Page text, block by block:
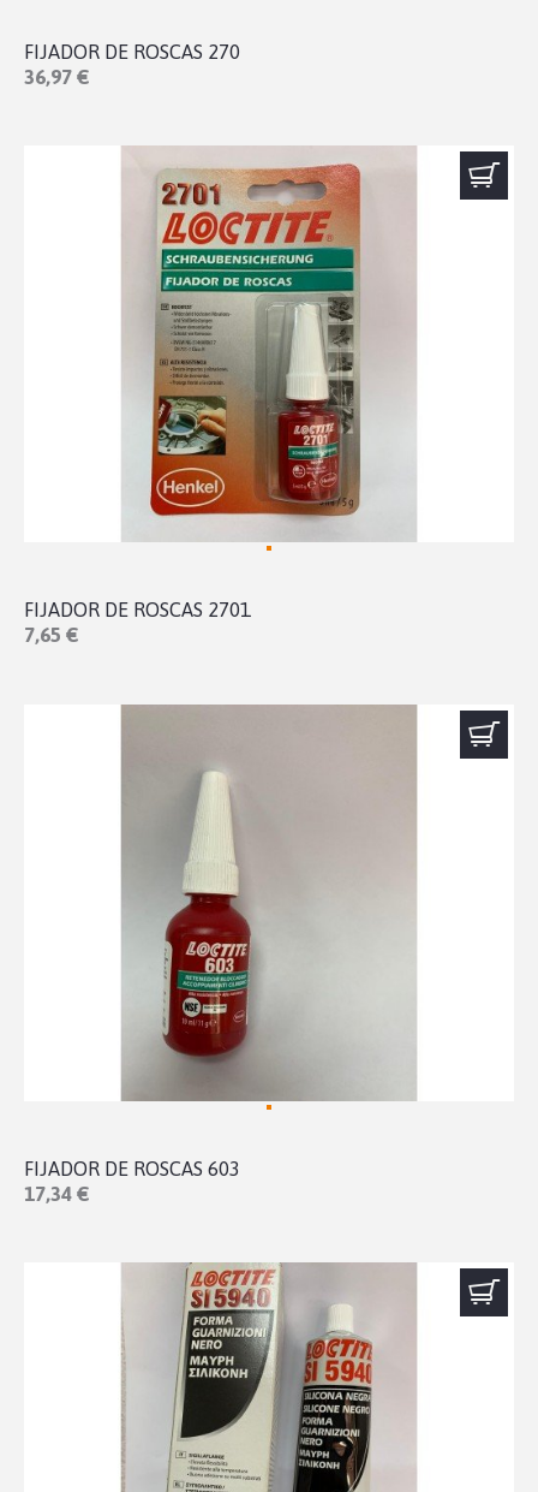
FIJADOR DE ROSCAS 270
36,97 €
FIJADOR DE ROSCAS 2701
7,65 €
FIJADOR DE ROSCAS 603
17,34 €